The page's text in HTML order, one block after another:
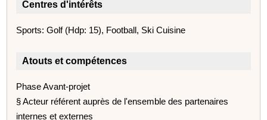
Centres d'intérêts
Sports: Golf (Hdp: 15), Football, Ski Cuisine
Atouts et compétences
Phase Avant-projet
§ Acteur référent auprès de l'ensemble des partenaires
internes et externes